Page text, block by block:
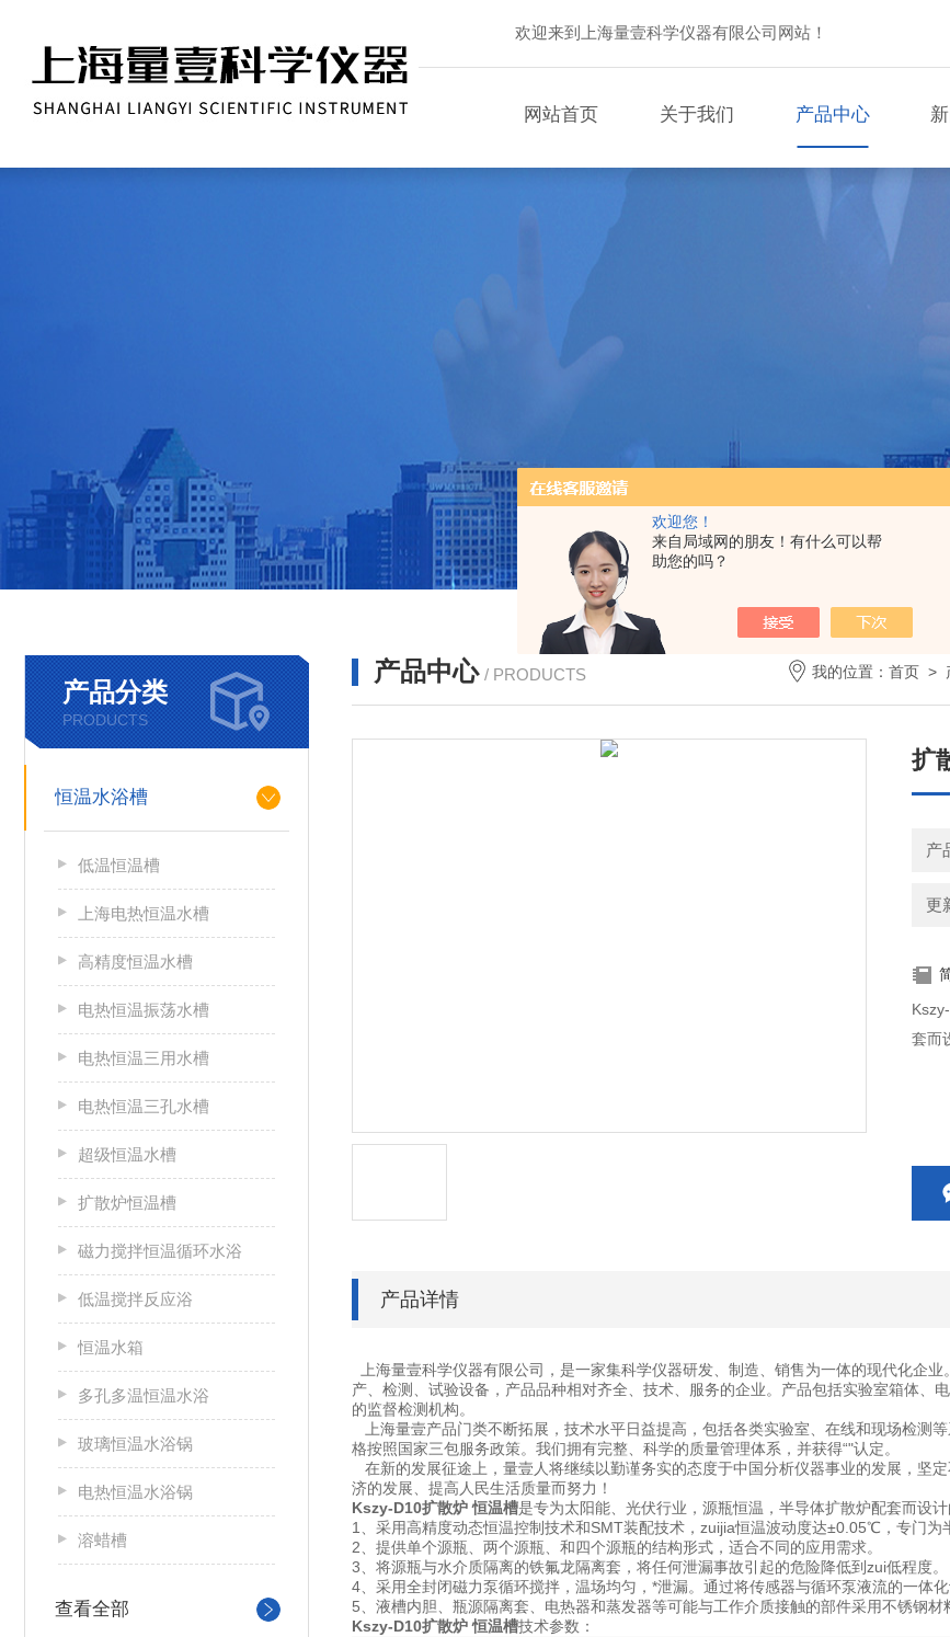
欢迎您！
来自局域网的朋友！有什么可以帮
助您的吗？
欢迎来到上海量壹科学仪器有限公司网站！
网站首页 关于我们 产品中心
产品分类
PRODUCTS
恒温水浴槽
低温恒温槽
上海电热恒温水槽
高精度恒温水槽
电热恒温振荡水槽
电热恒温三用水槽
电热恒温三孔水槽
超级恒温水槽
扩散炉恒温槽
磁力搅拌恒温循环水浴
低温搅拌反应浴
恒温水箱
多孔多温恒温水浴
玻璃恒温水浴锅
电热恒温水浴锅
溶蜡槽
查看全部
产品中心 / PRODUCTS 我的位置： 首页 >
扩
产
更
套而
产品详情
上海量壹科学仪器有限公司，是一家集科学仪器研发、制造、销售为一体的现代化企
产、检测、试验设备，产品品种相对齐全、技术、服务的企业。产品包括实验室箱体、
的监督检测机构。
上海量壹产品门类不断拓展，技术水平日益提高，包括各类实验室、在线和现场检测
格按照国家三包服务政策。我们拥有完整、科学的质量管理体系，并获得“"认定。
在新的发展征途上，量壹人将继续以勤谨务实的态度于中国分析仪器事业的发展，坚
济的发展、提高人民生活质量而努力！
Kszy-D10扩散炉 恒温槽是专为太阳能、光伏行业，源瓶恒温，半导体扩散炉配套而设计
1、采用高精度动态恒温控制技术和SMT装配技术，zuijia恒温波动度达±0.05℃，专门为
2、提供单个源瓶、两个源瓶、和四个源瓶的结构形式，适合不同的应用需求。
3、将源瓶与水介质隔离的铁氟龙隔离套，将任何泄漏事故引起的危险降低到zui低程度。
4、采用全封闭磁力泵循环搅拌，温场均匀，*泄漏。通过将传感器与循环泵液流的一体
5、液槽内胆、瓶源隔离套、电热器和蒸发器等可能与工作介质接触的部件采用不锈钢
Kszy-D10扩散炉 恒温槽技术参数：